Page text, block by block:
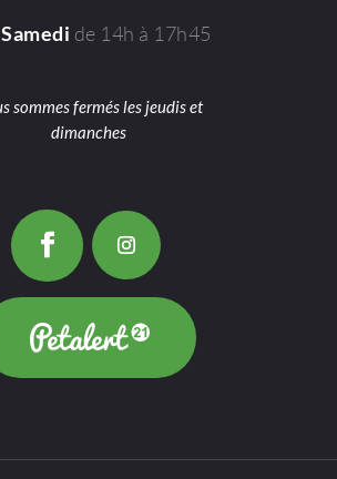
Samedi de 14h à 17h45
sommes fermés les jeudis et
dimanches